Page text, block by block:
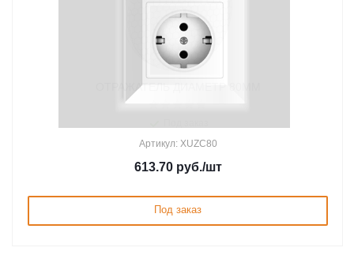
ОТРАЖАТЕЛЬ ДИАМЕТР 80ММ
Артикул: XUZC80
613.70руб./шт
Под заказ